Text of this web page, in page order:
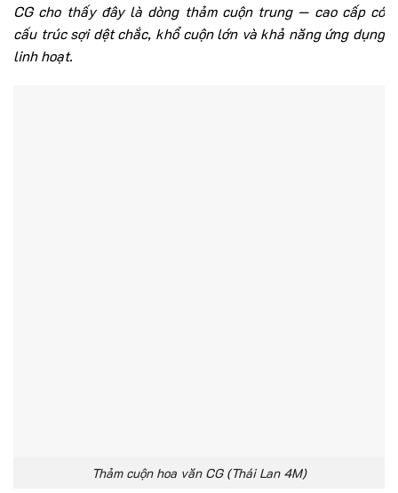
CG cho thấy đây là dòng thảm cuộn trung — cao cấp có
cấu trúc sợi dệt chắc, khổ cuộn lớn và khả năng ứng dụng
linh hoạt.
Thảm cuộn hoa văn CG (Thái Lan 4M)